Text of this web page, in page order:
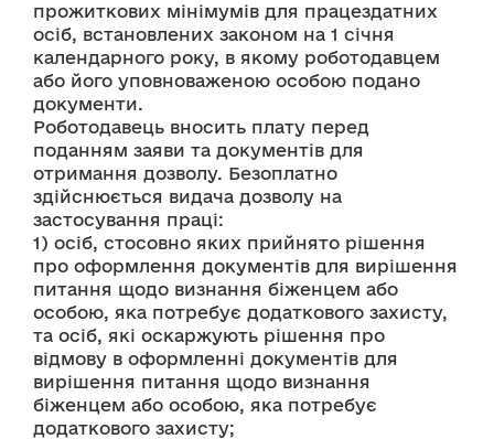
прожиткових мінімумів для працездатних
осіб, встановлених законом на 1 січня
календарного року, в якому роботодавцем
або його уповноваженою особою подано
документи.
Роботодавець вносить плату перед
поданням заяви та документів для
отримання дозволу. Безоплатно
здійснюється видача дозволу на
застосування праці:
1) осіб, стосовно яких прийнято рішення
про оформлення документів для вирішення
питання щодо визнання біженцем або
особою, яка потребує додаткового захисту,
та осіб, які оскаржують рішення про
відмову в оформленні документів для
вирішення питання щодо визнання
біженцем або особою, яка потребує
додаткового захисту;